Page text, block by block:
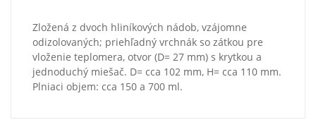
Zložená z dvoch hliníkových nádob, vzájomne
odizolovaných; priehľadný vrchnák so zátkou pre
vloženie teplomera, otvor (D= 27 mm) s krytkou a
jednoduchý miešač. D= cca 102 mm, H= cca 110 mm.
Plniaci objem: cca 150 a 700 ml.